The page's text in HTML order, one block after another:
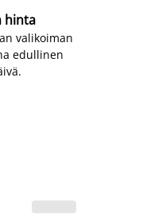
hinta
valikoiman
edullinen